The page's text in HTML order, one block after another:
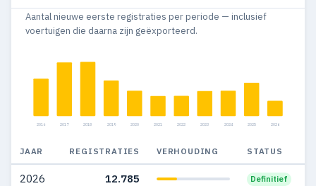
2014 30.997 9.618
2012 22.492
2009 17.105 3.500
Aantal nieuwe eerste registraties per periode — inclusief
voertuigen die daarna zijn geëxporteerd.
2016 2017 2018 2019 2020 2021 2022 2023 2024 2025 2026
JAAR REGISTRATIES VERHOUDING STATUS
2026 12.785 Definitief